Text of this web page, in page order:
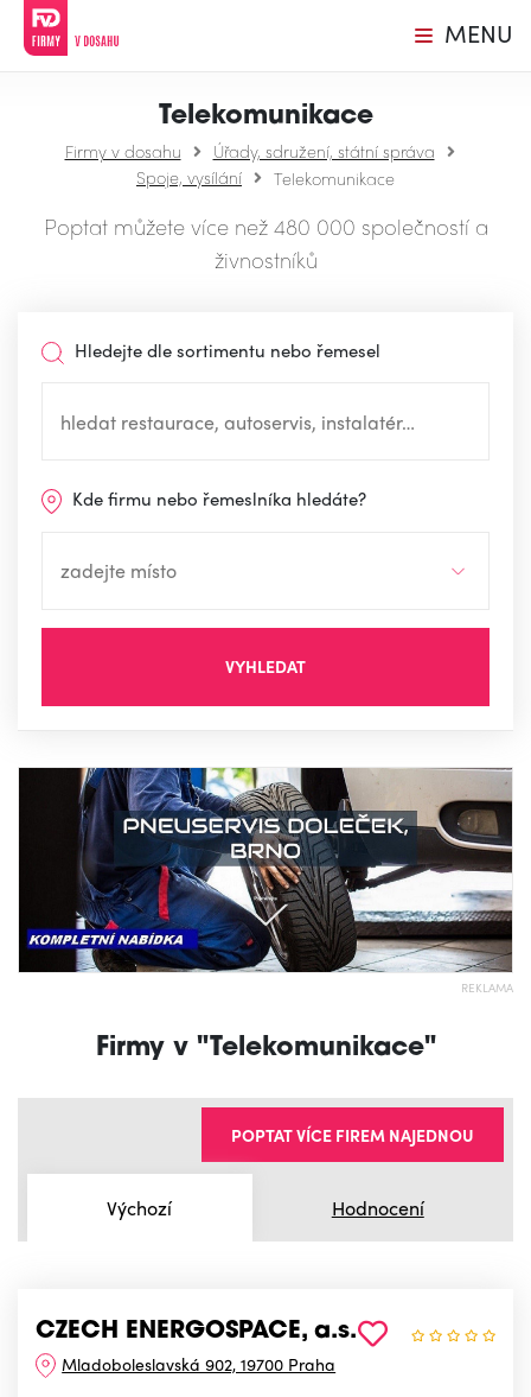
MENU
Telekomunikace
Firmy v dosahu
Úřady, sdružení, státní správa
Spoje, vysílání
Telekomunikace
Poptat můžete více než 480 000 společností a
živnostníků
Hledejte dle sortimentu nebo řemesel
Kde firmu nebo řemeslníka hledáte?
VYHLEDAT
REKLAMA
Firmy v "Telekomunikace"
Výchozí Hodnocení
POPTAT VÍCE FIREM NAJEDNOU
CZECH ENERGOSPACE, a.s.
Mladoboleslavská 902, 19700 Praha